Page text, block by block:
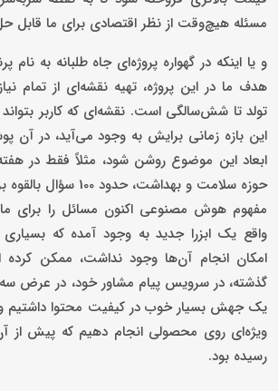
مسئله هیچ‌وقت از نظر اقتصادی برای ما قابل
و یا اینکه در گهواره پروژه‌ای جاه طلبانه به
هدف ما در این پروژه، تهیه نقشه‌ای از تمام
تولد تا شش‌سالگی است. نقشه‌ای که کاربر بتواند
این بازه زمانی برایش به وجود می‌آید، در آن
ابعاد این موضوع روشن شود، مثلاً فقط در
حوزه سلامت و بهداشت،
مفهوم هوش مصنوعی اکنون مسائل را برای
واقع یک ابزرا جدید به وجود آمده که بسیاری
امکان انجام آن‌ها وجود نداشت، ممکن کرده
گذشته، در سرویس پیام مشاور خود، در عرض سه
یک جهش بسیار خوب در کیفیت محتوا داشتیم و
ویژه‌ای روی محصولی انجام دهیم که پیش از
رسیده بود.